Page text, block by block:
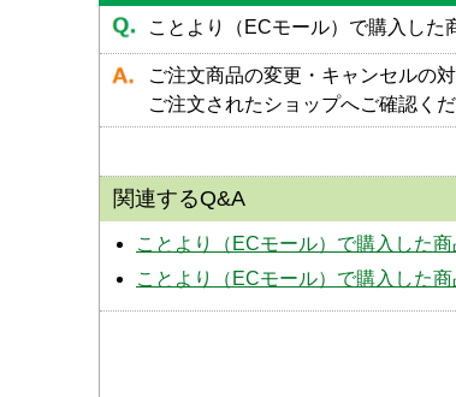
ことより（ECモール）で購入した
ご注文商品の変更・キャンセルの
ご注文されたショップへご確認くだ
関連するQ&A
ことより（ECモール）で購入した
ことより（ECモール）で購入した